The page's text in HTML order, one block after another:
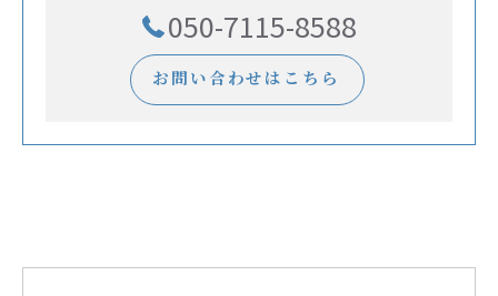
050-7115-8588
お問い合わせはこちら